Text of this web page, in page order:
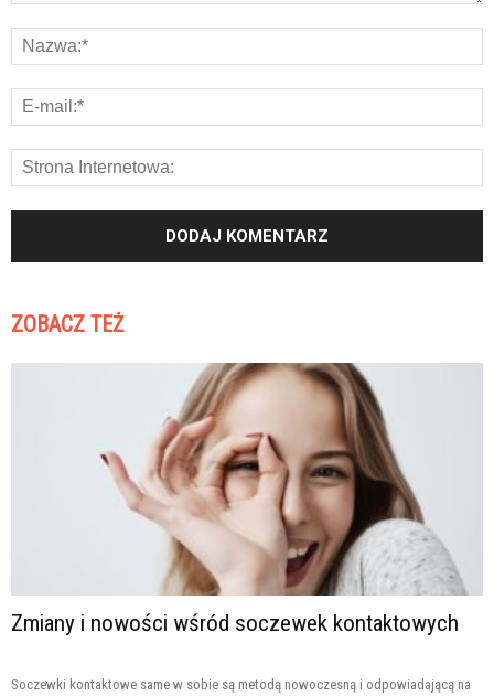
ZOBACZ TEŻ
Zmiany i nowości wśród soczewek kontaktowych
Soczewki kontaktowe same w sobie są metodą nowoczesną i odpowiadającą na